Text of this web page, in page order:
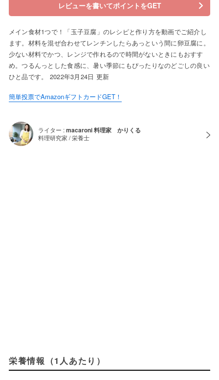
レビューを書いてポイントをGET
メイン食材1つで！「玉子豆腐」のレシピと作り方を動画でご紹介し
ます。材料を混ぜ合わせてレンチンしたらあっという間に卵豆腐に。
少ない材料でかつ、レンジで作れるので時間がないときにもおすす
め。つるんっとした食感に、暑い季節にもぴったりなのどごしの良い
ひと品です。 2022年3月24日 更新
簡単投票でAmazonギフトカードGET！
ライター :macaroni 料理家 かりくる
料理研究家 / 栄養士
栄養情報（1人あたり）